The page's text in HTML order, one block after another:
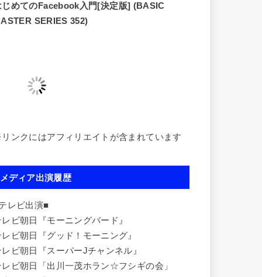
じめてのFacebook入門[決定版] (BASIC
SERIES 352)
ンクにはアフィリエイトが含まれています
メディア出演履歴
レビ出演■
レビ朝日『モーニングバード』
レビ朝日『グッド！モーニング』
レビ朝日『スーパーJチャンネル』
レビ朝日「出川一茂ホラン☆フシギの会」